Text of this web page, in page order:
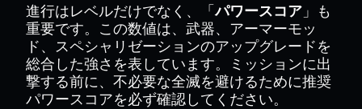
進行はレベルだけでなく、「パワースコア 」も
重要です。この数値は、武器、アーマーモッ
ド、スペシャリゼーションのアップグレードを
総合した強さを表しています。ミッションに出
撃する前に、不必要な全滅を避けるために推奨
パワースコアを必ず確認してください。